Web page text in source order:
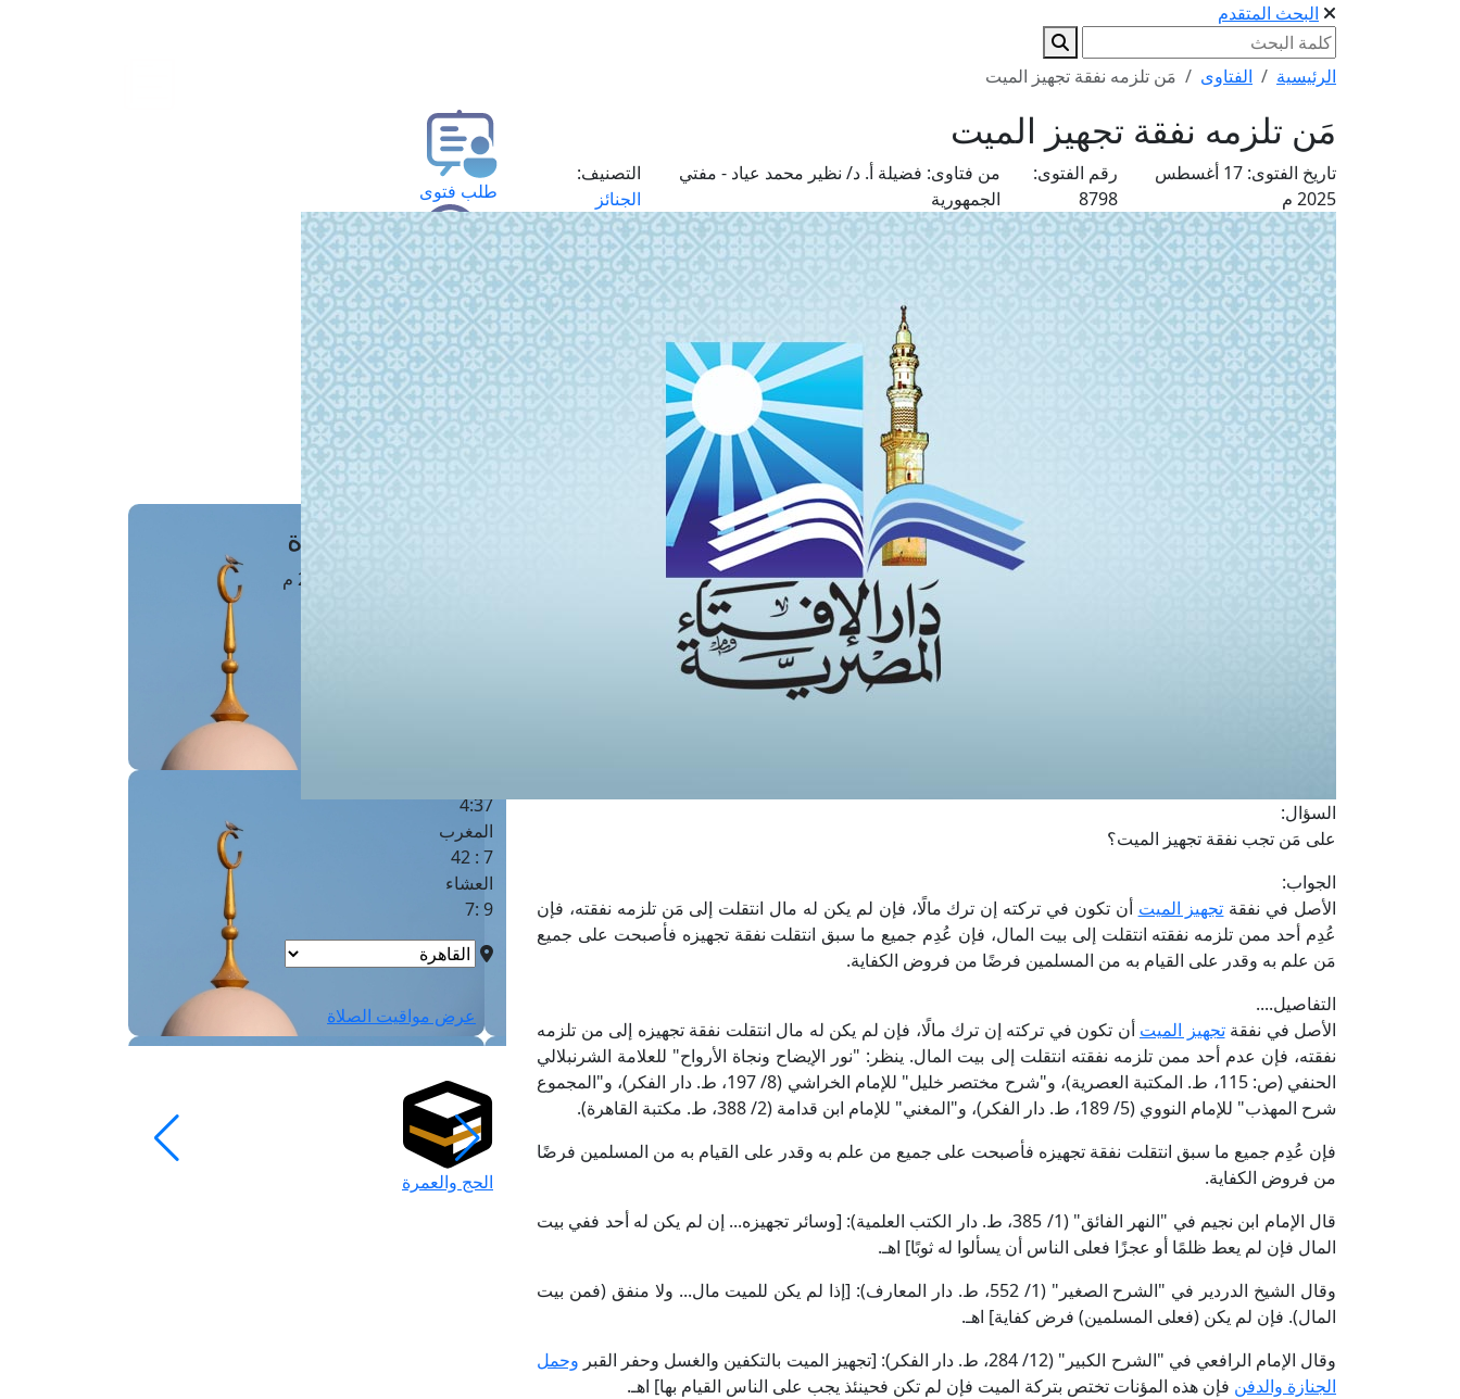
البحث المتقدم
الرئيسية الفتاوى مَن تلزمه نفقة تجهيز الميت
مَن تلزمه نفقة تجهيز الميت
تاريخ الفتوى:
17 أغسطس
2025 م
رقم الفتوى:
8798
من فتاوى: فضيلة أ. د/ نظير محمد عياد - مفتي
الجمهورية
التصنيف:
الجنائز
السؤال:
على مَن تجب نفقة تجهيز الميت؟
الجواب:
الأصل في نفقة تجهيز الميت أن تكون في تركته إن ترك مالًا، فإن لم يكن له مال انتقلت إلى مَن تلزمه نفقته، فإن
عُدِم أحد ممن تلزمه نفقته انتقلت إلى بيت المال، فإن عُدِم جميع ما سبق انتقلت نفقة تجهيزه فأصبحت على جميع
مَن علم به وقدر على القيام به من المسلمين فرضًا من فروض الكفاية.
التفاصيل....
الأصل في نفقةتجهيز الميت أن تكون في تركته إن ترك مالًا، فإن لم يكن له مال انتقلت نفقة تجهيزه إلى من تلزمه
نفقته، فإن عدم أحد ممن تلزمه نفقته انتقلت إلى بيت المال. ينظر: "نور الإيضاح ونجاة الأرواح" للعلامة الشرنبلالي
الحنفي (ص: 115، ط. المكتبة العصرية)، و"شرح مختصر خليل" للإمام الخراشي (8/ 197، ط. دار الفكر)، و"المجموع
شرح المهذب" للإمام النووي (5/ 189، ط. دار الفكر)، و"المغني" للإمام ابن قدامة (2/ 388، ط. مكتبة القاهرة).
فإن عُدِم جميع ما سبق انتقلت نفقة تجهيزه فأصبحت على جميع من علم به وقدر على القيام به من المسلمين فرضًا
من فروض الكفاية.
قال الإمام ابن نجيم في "النهر الفائق" (1/ 385، ط. دار الكتب العلمية): [وسائر تجهيزه... إن لم يكن له أحد ففي بيت
المال فإن لم يعط ظلمًا أو عجزًا فعلى الناس أن يسألوا له ثوبًا] اهـ.
وقال الشيخ الدردير في "الشرح الصغير" (1/ 552، ط. دار المعارف): [إذا لم يكن للميت مال... ولا منفق (فمن بيت
المال). فإن لم يكن (فعلى المسلمين) فرض كفاية] اهـ.
وقال الإمام الرافعي في "الشرح الكبير" (12/ 284، ط. دار الفكر): [تجهيز الميت بالتكفين والغسل وحفر القبر
وحمل
الجنازة والدفن فإن هذه المؤنات تختص بتركة الميت فإن لم تكن فحينئذ يجب على الناس القيام بها] اهـ.
طلب فتوى
استعلام عن فتوى
حجز موعد
الفتوى الهاتفية
مَواقِيتُ الصَّـــلاة
4:37
المغرب
7 : 42
العشاء
9 :7
عرض مواقيت الصلاة
الحج والعمرة